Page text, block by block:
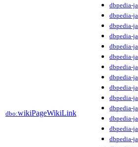
dbo:wikiPageWikiLink
dbpedia-ja
dbpedia-ja
dbpedia-ja
dbpedia-ja
dbpedia-ja
dbpedia-ja
dbpedia-ja
dbpedia-ja
dbpedia-ja
dbpedia-ja
dbpedia-ja
dbpedia-ja
dbpedia-ja
dbpedia-ja